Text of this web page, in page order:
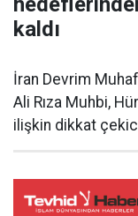
kaldı
İran Devrim
Ali Rıza Muhbi,
ilişkin dikkat